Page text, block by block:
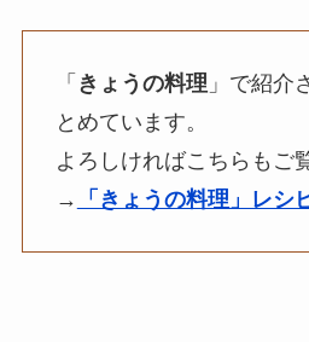
「 きょうの料理 」で紹介
とめています。
よろしければこちらもご
→
「きょうの料理」レシ